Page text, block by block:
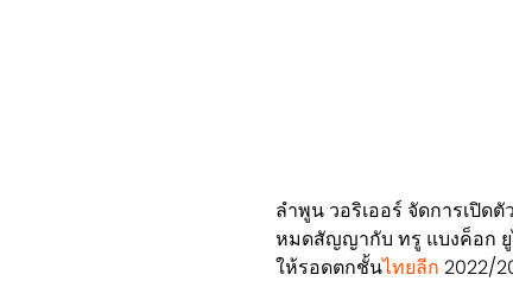
ลำพูน วอริเออร์ จัดการเปิด
หมดสัญญากับ ทรู แบงค็อก
ให้รอดตกชั้นไทยลีก 2022/